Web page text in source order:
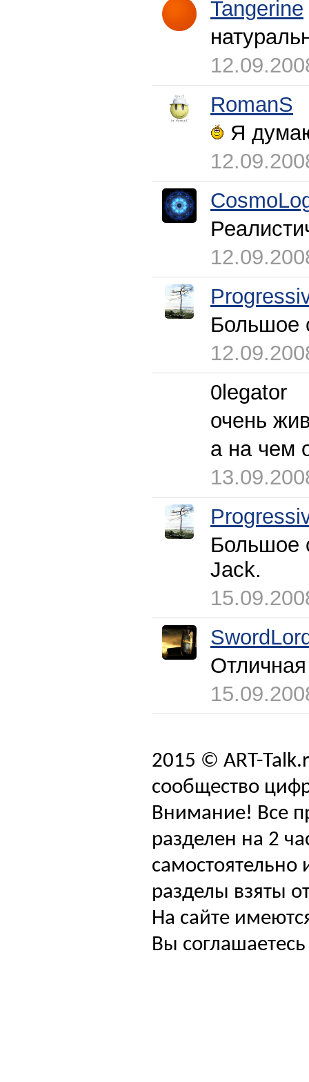
Tangerine
RomanS
Я
Большое
0legator
очень
а на чем
Большое
Jack.
2015 © ART-
сообщество
Внимание! Все
разделен на 2
самостоятельно
разделы взяты
На сайте
Вы